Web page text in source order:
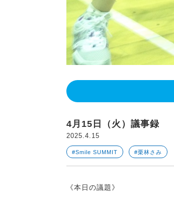
4月15日（火）議事録
2025.4.15
#Smile SUMMIT #栗林さみ
《本日の議題》